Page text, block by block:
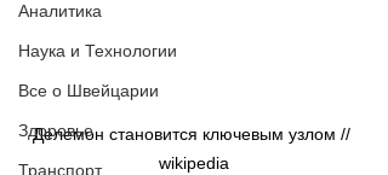
Аналитика
Наука и Технологии
Все о Швейцарии
Здоровье
Транспорт
Делемон становится ключевым узлом //
wikipedia